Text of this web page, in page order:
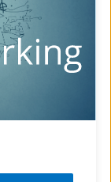
als je
je juist te
en stress
hoe
kunt
praktische